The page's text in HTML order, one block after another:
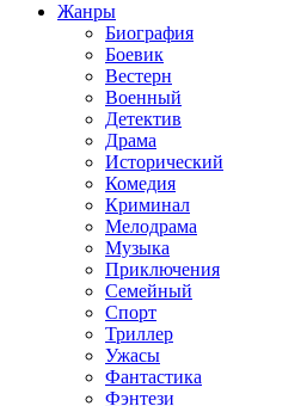
Жанры
Биография
Боевик
Вестерн
Военный
Детектив
Драма
Исторический
Комедия
Криминал
Мелодрама
Музыка
Приключения
Семейный
Спорт
Триллер
Ужасы
Фантастика
Фэнтези